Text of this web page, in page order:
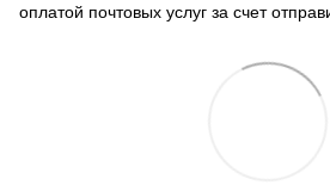
оплатой почтовых услуг за счет